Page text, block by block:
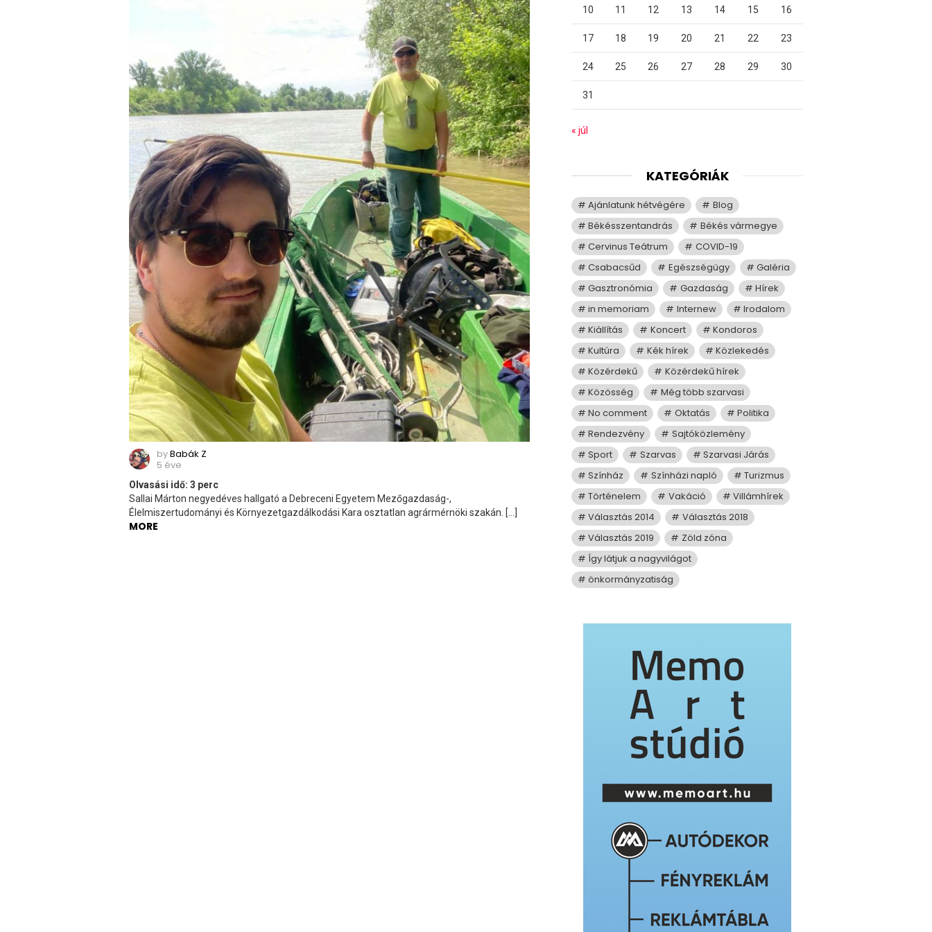
byBabák Z
5 éve
Olvasási idő: 3 perc
Sallai Márton negyedéves hallgató a Debreceni Egyetem Mezőgazdaság-,
Élelmiszertudományi és Környezetgazdálkodási Kara osztatlan agrármérnöki szakán. […]
MORE
10 11 12 13 14 15 16
17 18 19 20 21 22 23
24 25 26 27 28 29 30
31
« júl
KATEGÓRIÁK
Ajánlatunk hétvégére
Blog
Békésszentandrás
Békés vármegye
Cervinus Teátrum
COVID-19
Csabacsűd
Egészségügy
Galéria
Gasztronómia
Gazdaság
Hírek
in memoriam
Internew
Irodalom
Kiállítás
Koncert
Kondoros
Kultúra
Kék hírek
Közlekedés
Közérdekű
Közérdekű hírek
Közösség
Még több szarvasi
No comment
Oktatás
Politika
Rendezvény
Sajtóközlemény
Sport
Szarvas
Szarvasi Járás
Színház
Színházi napló
Turizmus
Történelem
Vakáció
Villámhírek
Választás 2014
Választás 2018
Választás 2019
Zöld zóna
Így látjuk a nagyvilágot
önkormányzatiság